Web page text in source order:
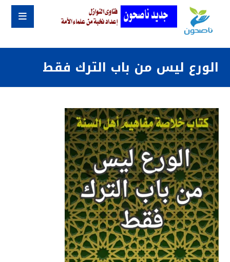
الورع ليس من باب الترك فقط